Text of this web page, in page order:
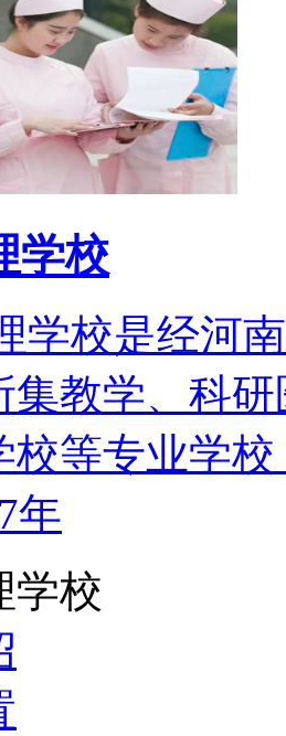
学校
学校是经河
集教学、科
校等专业学
年
学校